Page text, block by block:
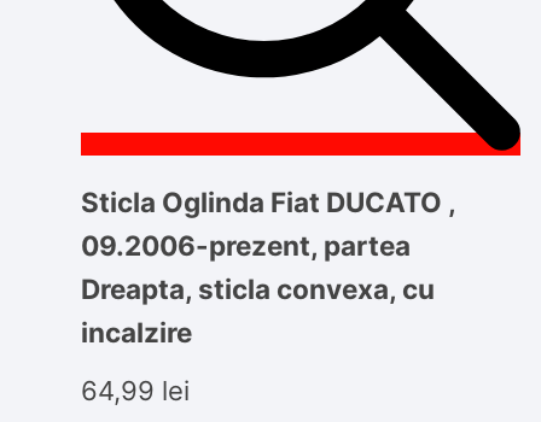
Sticla Oglinda Fiat DUCATO ,
09.2006-prezent, partea
Dreapta, sticla convexa, cu
incalzire
64,99 lei